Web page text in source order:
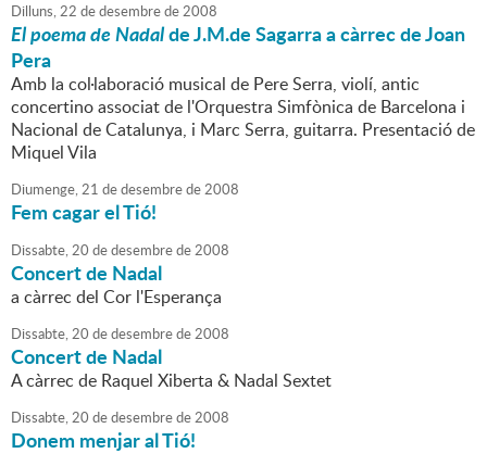
Dilluns,22 dedesembrede2008
El poema de Nadalde J.M.de Sagarra a càrrec de Joan
Pera
Amb la col·laboració musical de Pere Serra, violí, antic
concertino associat de l'Orquestra Simfònica de Barcelona i
Nacional de Catalunya, i Marc Serra, guitarra. Presentació de
Miquel Vila
Diumenge,21 dedesembrede2008
Fem cagar el Tió!
Dissabte,20 dedesembrede2008
Concert de Nadal
a càrrec del Cor l'Esperança
Dissabte,20 dedesembrede2008
Concert de Nadal
A càrrec de Raquel Xiberta & Nadal Sextet
Dissabte,20 dedesembrede2008
Donem menjar al Tió!